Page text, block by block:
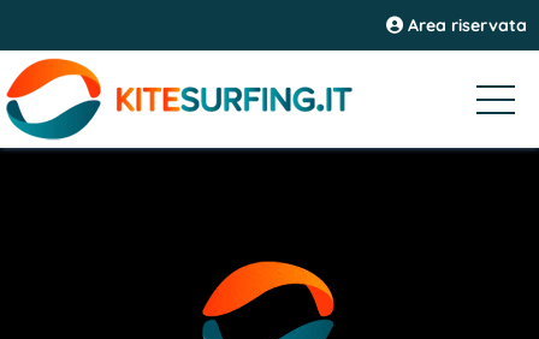
Area riservata